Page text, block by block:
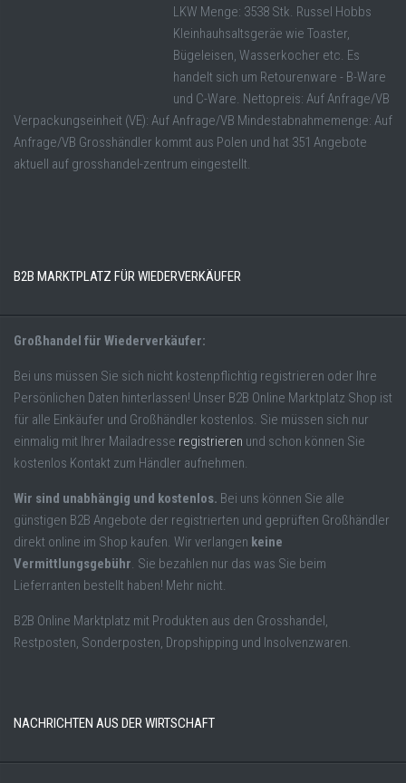
LKW Menge: 3538 Stk. Russel Hobbs
Kleinhauhsaltsgeräe wie Toaster,
Bügeleisen, Wasserkocher etc. Es
handelt sich um Retourenware - B-Ware
und C-Ware. Nettopreis: Auf Anfrage/VB
Verpackungseinheit (VE): Auf Anfrage/VB Mindestabnahmemenge: Auf
Anfrage/VB Grosshändler kommt aus Polen und hat 351 Angebote
aktuell auf grosshandel-zentrum eingestellt.
B2B MARKTPLATZ FÜR WIEDERVERKÄUFER
Großhandel für Wiederverkäufer:
Bei uns müssen Sie sich nicht kostenpflichtig registrieren oder Ihre
Persönlichen Daten hinterlassen! Unser B2B Online Marktplatz Shop ist
für alle Einkäufer und Großhändler kostenlos. Sie müssen sich nur
einmalig mit Ihrer Mailadresse registrieren und schon können Sie
kostenlos Kontakt zum Händler aufnehmen.
Wir sind unabhängig und kostenlos. Bei uns können Sie alle
günstigen B2B Angebote der registrierten und geprüften Großhändler
direkt online im Shop kaufen. Wir verlangen keine
Vermittlungsgebühr. Sie bezahlen nur das was Sie beim
Lieferranten bestellt haben! Mehr nicht.
B2B Online Marktplatz mit Produkten aus den Grosshandel,
Restposten, Sonderposten, Dropshipping und Insolvenzwaren.
NACHRICHTEN AUS DER WIRTSCHAFT